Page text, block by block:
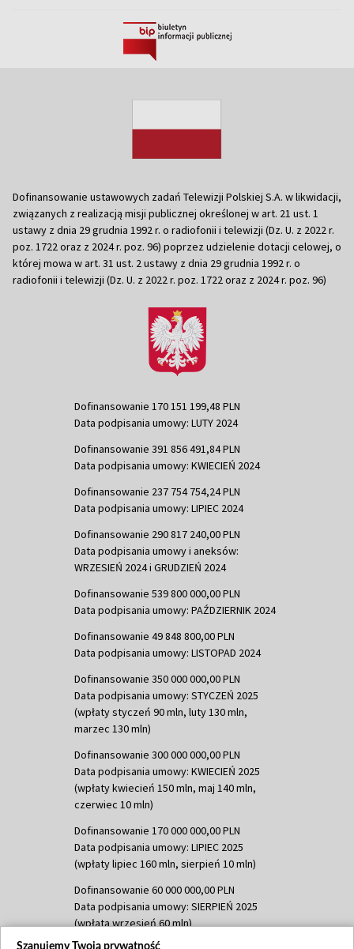
Dofinansowanie ustawowych zadań Telewizji Polskiej S.A. w likwidacji,
związanych z realizacją misji publicznej określonej w art. 21 ust. 1
ustawy z dnia 29 grudnia 1992 r. o radiofonii i telewizji (Dz. U. z 2022 r.
poz. 1722 oraz z 2024 r. poz. 96) poprzez udzielenie dotacji celowej, o
której mowa w art. 31 ust. 2 ustawy z dnia 29 grudnia 1992 r. o
radiofonii i telewizji (Dz. U. z 2022 r. poz. 1722 oraz z 2024 r. poz. 96)
Dofinansowanie 170 151 199,48 PLN
Data podpisania umowy: LUTY 2024
Dofinansowanie 391 856 491,84 PLN
Data podpisania umowy: KWIECIEŃ 2024
Dofinansowanie 237 754 754,24 PLN
Data podpisania umowy: LIPIEC 2024
Dofinansowanie 290 817 240,00 PLN
Data podpisania umowy i aneksów:
WRZESIEŃ 2024 i GRUDZIEŃ 2024
Dofinansowanie 539 800 000,00 PLN
Data podpisania umowy: PAŹDZIERNIK 2024
Dofinansowanie 49 848 800,00 PLN
Data podpisania umowy: LISTOPAD 2024
Dofinansowanie 350 000 000,00 PLN
Data podpisania umowy: STYCZEŃ 2025
(wpłaty styczeń 90 mln, luty 130 mln,
marzec 130 mln)
Dofinansowanie 300 000 000,00 PLN
Data podpisania umowy: KWIECIEŃ 2025
(wpłaty kwiecień 150 mln, maj 140 mln,
czerwiec 10 mln)
Dofinansowanie 170 000 000,00 PLN
Data podpisania umowy: LIPIEC 2025
(wpłaty lipiec 160 mln, sierpień 10 mln)
Dofinansowanie 60 000 000,00 PLN
Data podpisania umowy: SIERPIEŃ 2025
(wpłata wrzesień 60 mln)
Szanujemy Twoją prywatność